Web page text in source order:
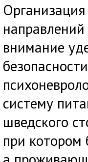
внимание
систему
шведского
при котором